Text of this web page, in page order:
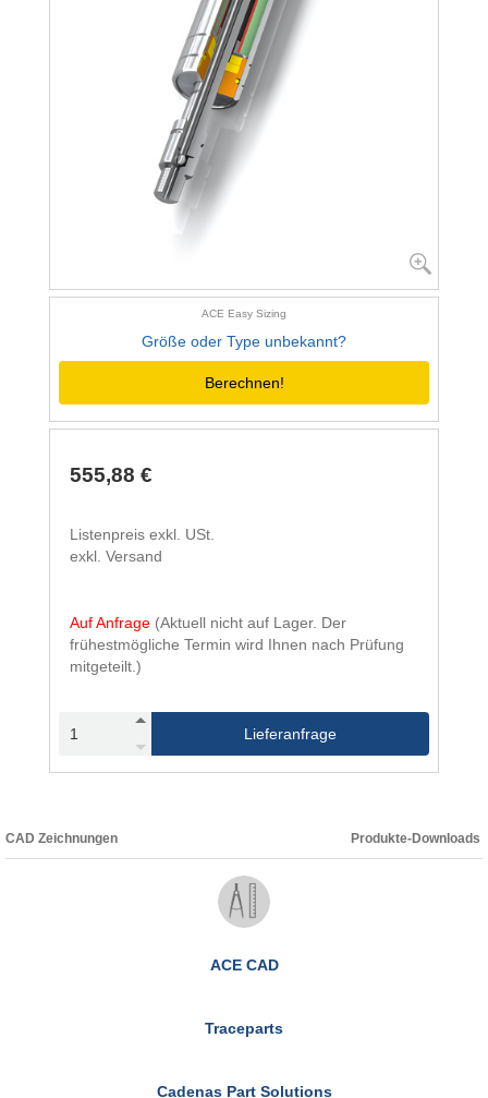
ACE Easy Sizing
Größe oder Type unbekannt?
Berechnen!
555,88 €
Listenpreis exkl. USt.
exkl. Versand
Auf Anfrage (Aktuell nicht auf Lager. Der
frühestmögliche Termin wird Ihnen nach Prüfung
mitgeteilt.)
Lieferanfrage
CAD Zeichnungen Produkte-Downloads
ACE CAD
Traceparts
Cadenas Part Solutions